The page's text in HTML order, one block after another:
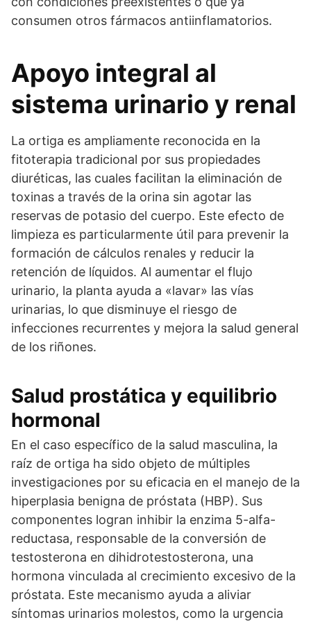
consumen otros fármacos antiinflamatorios.
Apoyo integral al
sistema urinario y renal
La ortiga es ampliamente reconocida en la
fitoterapia tradicional por sus propiedades
diuréticas, las cuales facilitan la eliminación de
toxinas a través de la orina sin agotar las
reservas de potasio del cuerpo. Este efecto de
limpieza es particularmente útil para prevenir la
formación de cálculos renales y reducir la
retención de líquidos. Al aumentar el flujo
urinario, la planta ayuda a «lavar» las vías
urinarias, lo que disminuye el riesgo de
infecciones recurrentes y mejora la salud general
de los riñones.
Salud prostática y equilibrio
hormonal
En el caso específico de la salud masculina, la
raíz de ortiga ha sido objeto de múltiples
investigaciones por su eficacia en el manejo de la
hiperplasia benigna de próstata (HBP). Sus
componentes logran inhibir la enzima 5-alfa-
reductasa, responsable de la conversión de
testosterona en dihidrotestosterona, una
hormona vinculada al crecimiento excesivo de la
próstata. Este mecanismo ayuda a aliviar
síntomas urinarios molestos, como la urgencia